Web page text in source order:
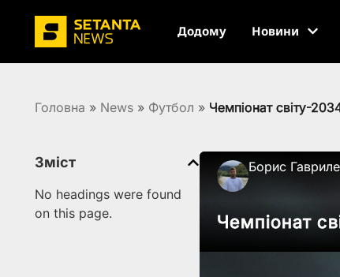
Додому Новини
Головна » News » Футбол » Чемпіонат світу-
Зміст
No headings were found
on this page.
Борис
Чемпіонат